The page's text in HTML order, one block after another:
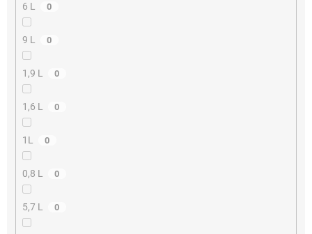
6 L 0
9 L 0
1,9 L 0
1,6 L 0
1L 0
0,8 L 0
5,7 L 0